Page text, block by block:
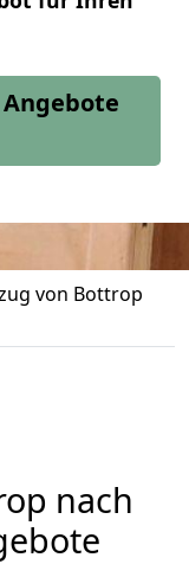
von Bottrop
nach